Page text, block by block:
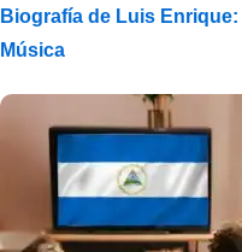
Biografía de Luis
Música